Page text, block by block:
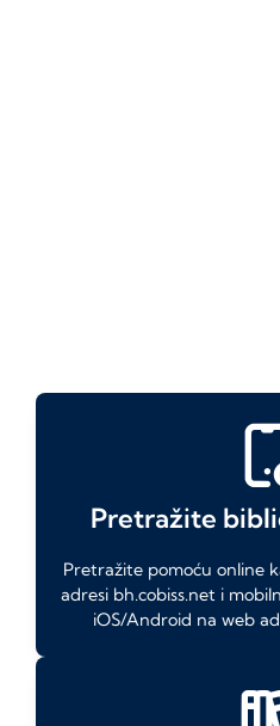
Pretražite
Pretražite pomoću online
adresi bh.cobiss.net i
iOS/Android na web